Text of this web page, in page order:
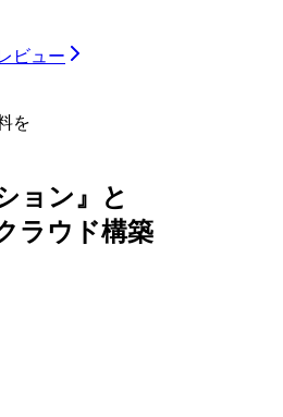
ビュー
を
ョン』と
ラウド構築